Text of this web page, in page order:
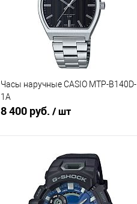
Часы наручные CASIO MTP-B140D-
1A
8 400 руб. / шт
В корзину
Купить в 1 клик
К сравнению